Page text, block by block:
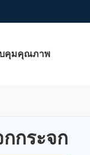
คุมคุณภาพ
กระจก
กระจก